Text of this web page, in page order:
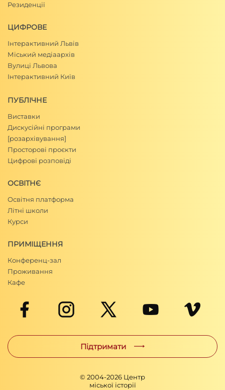
Резиденції
ЦИФРОВЕ
Інтерактивний Львів
Міський медіаархів
Вулиці Львова
Інтерактивний Київ
ПУБЛІЧНЕ
Виставки
Дискусійні програми
[розархівування]
Просторові проєкти
Цифрові розповіді
ОСВІТНЄ
Освітня платформа
Літні школи
Курси
ПРИМІЩЕННЯ
Конференц-зал
Проживання
Кафе
Підтримати
© 2004-2026 Центр
міської історії